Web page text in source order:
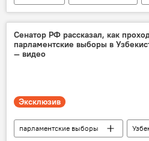
дипломат
Кабул
Сенатор РФ рассказал, как
парламентские выборы в
— видео
Эксклюзив
парламентские выборы